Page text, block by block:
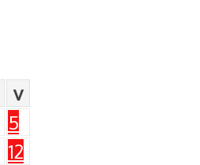
v
5
12